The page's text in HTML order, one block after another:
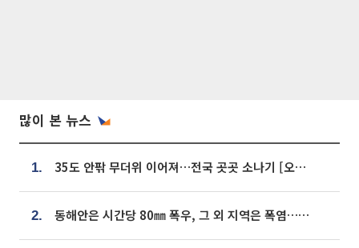
많이 본 뉴스
1. 35도 안팎 무더위 이어져…전국 곳곳 소나기 [오늘 날씨]
2. 동해안은 시간당 80㎜ 폭우, 그 외 지역은 폭염…‘극과 극 날씨’